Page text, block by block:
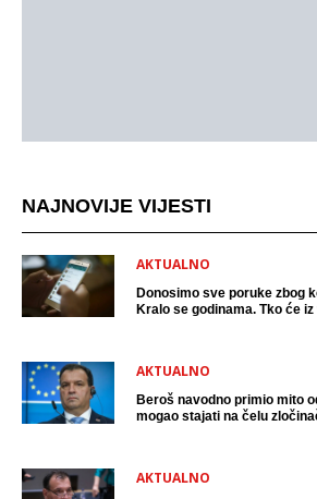
NAJNOVIJE VIJESTI
AKTUALNO
Donosimo sve poruke zbog
Kralo se godinama. Tko će
AKTUALNO
Beroš navodno primio mito
mogao stajati na čelu
AKTUALNO